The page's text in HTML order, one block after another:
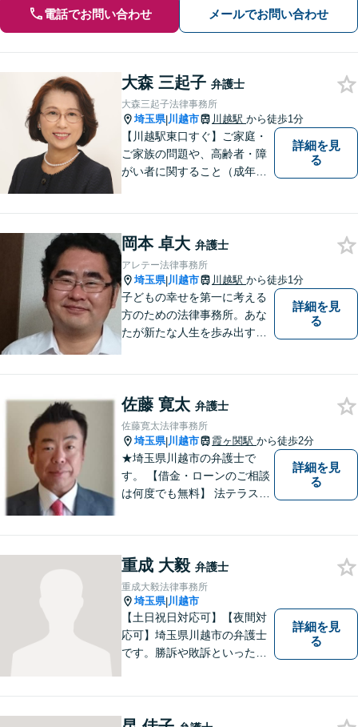
電話でお問い合わせ メールでお問い合わせ
大森 三起子 弁護士
大森三起子法律事務所
埼玉県|川越市 川越駅 から徒歩1分
【川越駅東口すぐ】ご家庭・
ご家族の問題や、高齢者・障
がい者に関すること（成年後
い。
詳細を見
る
岡本 卓大 弁護士
アレテー法律事務所
埼玉県|川越市 川越駅 から徒歩1分
子どもの幸せを第一に考える
方のための法律事務所。あな
たが新たな人生を歩み出すた
詳細を見
る
佐藤 寛太 弁護士
佐藤寛太法律事務所
埼玉県|川越市 霞ヶ関駅 から徒歩2分
★埼玉県川越市の弁護士で
す。 【借金・ローンのご相談
は何度でも無料】 法テラス契
詳細を見
る
重成 大毅 弁護士
重成大毅法律事務所
埼玉県|川越市
【土日祝日対応可】【夜間対
応可】埼玉県川越市の弁護士
です。勝訴や敗訴といった結
い。
詳細を見
る